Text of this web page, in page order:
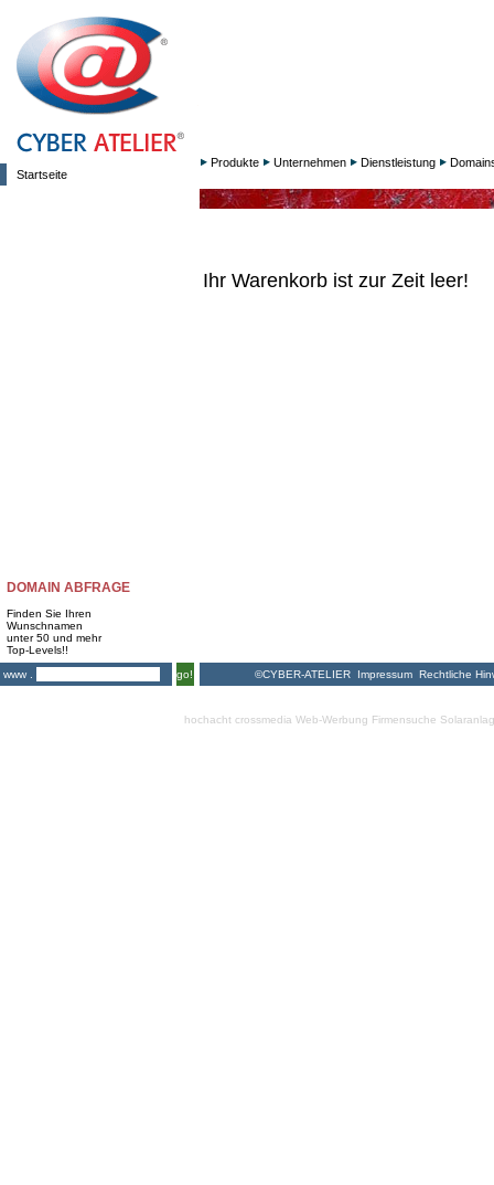
Startseite
DOMAIN ABFRAGE
Finden Sie Ihren
Wunschnamen
unter 50 und mehr
Top-Levels!!
www .
go!
Produkte Unternehmen Dienstleistung
Ihr Warenkorb ist zur Zeit leer!
©CYBER-ATELIER Impressum Rechtliche
hochacht crossmedia Web-Werbung Firmensuche